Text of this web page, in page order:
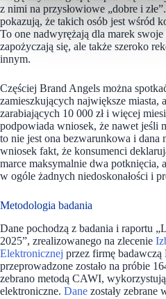
z nimi na przysłowiowe „dobre i
pokazują, że takich osób jest wśród
To one nadwyrężają dla marek
zapożyczają się, ale także szeroko
innym.
Częściej Brand Angels można
zamieszkujących największe miasta,
zarabiających 10 000 zł i więcej
podpowiada wniosek, że nawet jeśli
to nie jest ona bezwarunkowa i dana
wniosek fakt, że konsumenci
marce maksymalnie dwa potknięcia,
w ogóle żadnych niedoskonałości i
Metodologia badania
Dane pochodzą z badania i raportu
2025”, zrealizowanego na zlecenie
Elektronicznej przez firmę
przeprowadzone zostało na próbie
zebrano metodą CAWI,
elektroniczne. Dane zostały zebrane